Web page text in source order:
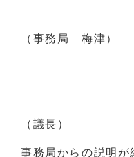
（事務局 梅津）
説
（議長）
事務局からの説明が